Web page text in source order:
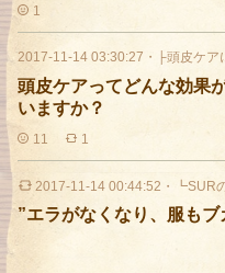
1
2017-11-14 03:30:27 ・ ├頭皮ケア
頭皮ケアってどんな効果
いますか？
11 1
2017-11-14 00:44:52 ・ ┗SUR
”エラがなくなり、服も